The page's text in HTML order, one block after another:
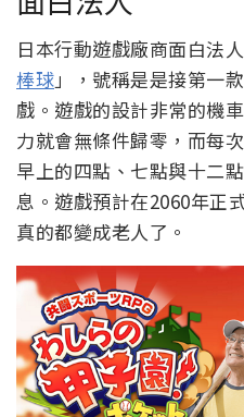
日本行動遊戲廠商面白法
棒球」，號稱是是接第一
戲。遊戲的設計非常的機
力就會無條件歸零，而每
早上的四點、七點與十二
息。遊戲預計在2060年正
真的都變成老人了。